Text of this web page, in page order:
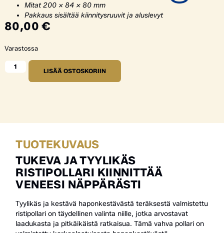
Mitat 200 x 84 x 80 mm
Pakkaus sisältää kiinnitysruuvit ja aluslevyt
80,00€
Varastossa
LISÄÄ OSTOSKORIIN
TUOTEKUVAUS
TUKEVA JA TYYLIKÄS
RISTIPOLLARI KIINNITTÄÄ
VENEESI NÄPPÄRÄSTI
Tyylikäs ja kestävä haponkestävästä teräksestä valmistettu
ristipollari on täydellinen valinta niille, jotka arvostavat
laadukasta ja pitkäikäistä ratkaisua. Tämä vahva pollari on